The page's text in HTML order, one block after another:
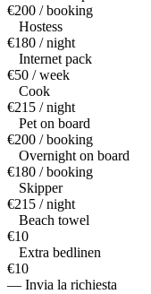
€200 / booking
Hostess
€180 / night
Internet pack
€50 / week
Cook
€215 / night
Pet on board
€200 / booking
Overnight on board
€180 / booking
Skipper
€215 / night
Beach towel
€10
Extra bedlinen
€10
— Invia la richiesta